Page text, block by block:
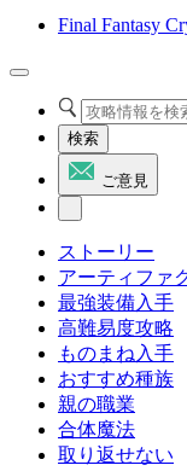
Final Fantasy
検索
ご意見
ストーリー
アーティファ
最強装備入手
高難易度攻略
ものまね入手
おすすめ種族
親の職業
合体魔法
取り返せない